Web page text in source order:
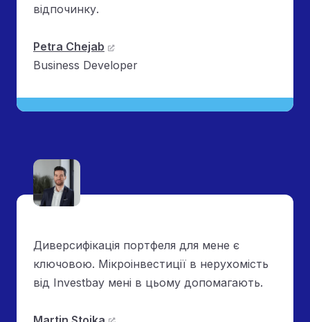
відпочинку.
Petra Chejab
Business Developer
Диверсифікація портфеля для мене є
ключовою. Мікроінвестиції в нерухомість
від Investbay мені в цьому допомагають.